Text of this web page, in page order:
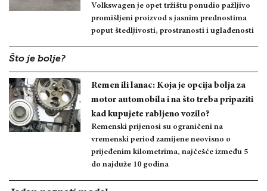
Volkswagen je opet tržištu ponudio pažljivo
promišljeni proizvod s jasnim prednostima
poput štedljivosti, prostranosti i uglađenosti
Što je bolje?
Remen ili lanac: Koja je opcija bolja za
motor automobila i na što treba pripaziti
kad kupujete rabljeno vozilo?
Remenski prijenosi su ograničeni na
vremenski period zamijene neovisno o
prijeđenim kilometrima, najčešće između 5
do najduže 10 godina